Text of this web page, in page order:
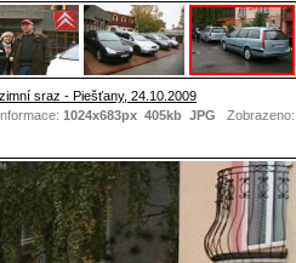
sraz - Piešťany, 24.10.2009
1024x683px 405kb JPG